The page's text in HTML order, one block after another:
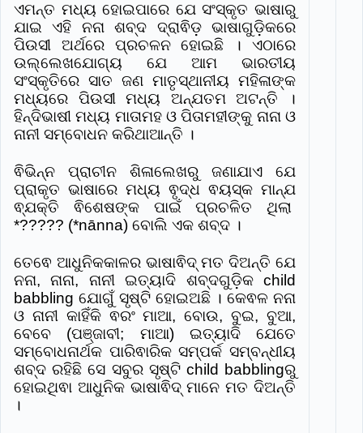
ଏମନ୍ତ ମଧ୍ୟ ହୋଇପାରେ ଯେ ସଂସ୍କୃତ ଭାଷାରୁ
ଯାଇ ଏହି ନନା ଶବ୍ଦ ଦ୍ରାଵିଡ଼ ଭାଷାଗୁଡି଼କରେ
ପିଉସୀ ଅର୍ଥରେ ପ୍ରଚଳନ ହୋଇଛି । ଏଠାରେ
ଉଲ୍ଲେଖଯୋଗ୍ୟ ଯେ ଆମ ଭାରତୀୟ
ସଂସ୍କୃତିରେ ସାତ ଜଣ ମାତୃସ୍ଥାନୀୟ ମହିଳାଙ୍କ
ମଧ୍ୟରେ ପିଉସୀ ମଧ୍ୟ ଅନ୍ଯତମ ଅଟନ୍ତି ।
ହିନ୍ଦିଭାଷୀ ମଧ୍ୟ ମାତାମହ ଓ ପିତାମହୀଙ୍କୁ ନାନା ଓ
ନାନୀ ସମ୍ବୋଧନ କରିଥାଆନ୍ତି ।
ଵିଭିନ୍ନ ପ୍ରାଚୀନ ଶିଳାଲେଖରୁ ଜଣାଯାଏ ଯେ
ପ୍ରାକୃତ ଭାଷାରେ ମଧ୍ୟ ଵୃଦ୍ଧ ଵୟସ୍କ ମାନ୍ଯ
ଵ୍ଯକ୍ତି ଵିଶେଷଙ୍କ ପାଇଁ ପ୍ରଚଳିତ ଥିଲା
*????? (*nānna) ବୋଲି ଏକ ଶବ୍ଦ ।
ତେଵେ ଆଧୁନିକକାଳର ଭାଷାଵିଦ୍ ମତ ଦିଅନ୍ତି ଯେ
ନନା, ନାନା, ନାନୀ ଇତ୍ୟାଦି ଶବ୍ଦଗୁଡି଼କ child
babbling ଯୋଗୁଁ ସୃଷ୍ଟି ହୋଇଅଛି । କେଵଳ ନନା
ଓ ନାନୀ କାହିଁକି ଵରଂ ମାଆ, ବୋଉ, ବୁଇ, ବୁଆ,
ବେବେ (ପଞ୍ଜାବୀ; ମାଆ) ଇତ୍ୟାଦି ଯେତେ
ସମ୍ବୋଧନାର୍ଥକ ପାରିଵାରିକ ସମ୍ପର୍କ ସମ୍ବନ୍ଧୀୟ
ଶବ୍ଦ ରହିଛି ସେ ସବୁର ସୃଷ୍ଟି child babblingରୁ
ହୋଇଥିଵା ଆଧୁନିକ ଭାଷାଵିଦ୍ ମାନେ ମତ ଦିଅନ୍ତି
।